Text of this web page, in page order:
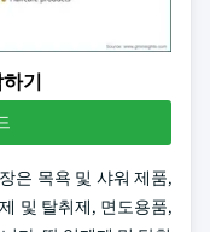
기
은 목욕 및 샤워 제품,
및 탈취제, 면도용품,